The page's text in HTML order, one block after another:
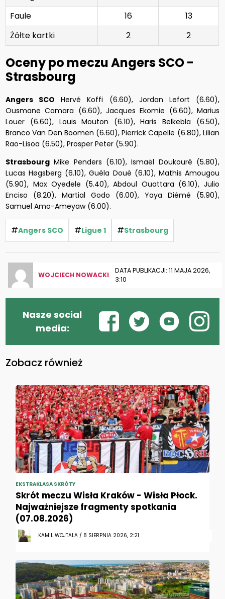
Faule
16
13
Żółte kartki
2 2
Oceny po meczu Angers SCO -
Strasbourg
Angers SCO Hervé Koffi (6.60), Jordan Lefort (6.60),
Ousmane Camara (6.60), Jacques Ekomie (6.60), Marius
Louer (6.60), Louis Mouton (6.10), Haris Belkebla (6.50),
Branco Van Den Boomen (6.60), Pierrick Capelle (6.80), Lilian
Rao-Lisoa (6.50), Prosper Peter (5.90).
Strasbourg Mike Penders (6.10), Ismaël Doukouré (5.80),
Lucas Høgsberg (6.10), Guéla Doué (6.10), Mathis Amougou
(5.90), Max Oyedele (5.40), Abdoul Ouattara (6.10), Julio
Enciso (8.20), Martial Godo (6.00), Yaya Diémé (5.90),
Samuel Amo-Ameyaw (6.00).
#Angers SCO #Ligue 1 #Strasbourg
WOJCIECH NOWACKI
DATA PUBLIKACJI: 11 MAJA 2026,
3:10
Nasze social
media:
Zobacz również
EKSTRAKLASA SKRÓTY
Skrót meczu Wisła Kraków - Wisła Płock.
Najważniejsze fragmenty spotkania
(07.08.2026)
KAMIL WOJTALA / 8 SIERPNIA 2026, 2:21